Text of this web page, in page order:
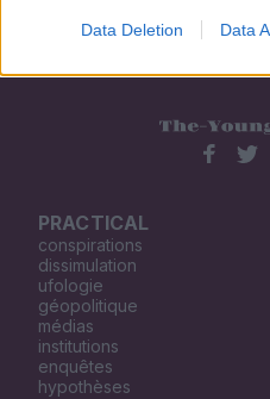
Data Deletion Data
PRACTICAL
conspirations
dissimulation
ufologie
géopolitique
médias
institutions
enquêtes
hypothèses